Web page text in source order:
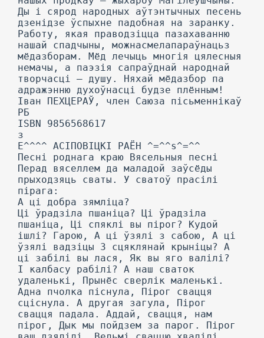
Ды і сярод народных аўтэнтычных песень
дзенідзе ўспыхне падобная на заранку.
Работу, якая праводзіцца пазахаванню
нашай спадчыны, можнасмелапараўнацьз
мёдазборам. Мёд лечыць многія цялесныя
немачы, а паэзія сапраўднай народнай
творчасці — душу. Няхай мёдазбор па
адражэнню духоўнасці будзе плённым!
Іван ПЕХЦЕРАЎ, член Саюза пісьменнікаў
РБ
ISBN 9856568617
з
Е^^^^ АСІПОВІЦКІ РАЁН ^=^^s^=^^
Песні роднага краю Вясельныя песні
Перад вяселлем да маладой заўсёды
прыходзяць сваты. У сватоў прасілі
пірага:
А ці добра зямліца?
Ці ўрадзіла пшаніца? Ці ўрадзіла
пшаніца, Ці спяклі вы пірог? Кудой
ішлі? Гарою, А ці ўзялі з сабою, А ці
ўзялі вадзіцы 3 сцяклянай крыніцы? А
ці забілі вы лася, Як вы яго валілі?
I калбасу рабілі? А наш сваток
удаленькі, Прынёс сверлік маленькі.
Адна пчолка піснула, Пірог свацця
сціснула. А другая загула, Пірог
свацця падала. Аддай, свацця, нам
пірог, Дык мы пойдзем за парог. Пірог